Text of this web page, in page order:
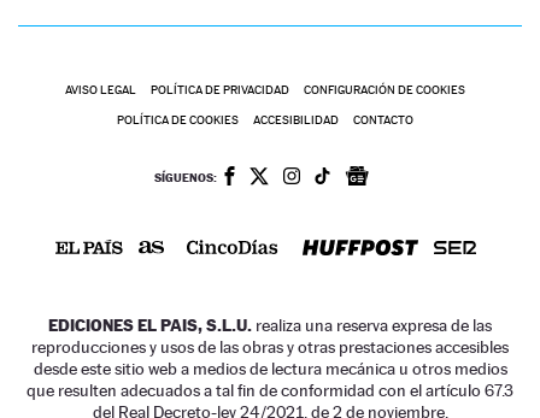
AVISO LEGAL POLÍTICA DE PRIVACIDAD CONFIGURACIÓN DE COOKIES
POLÍTICA DE COOKIES ACCESIBILIDAD CONTACTO
SÍGUENOS:
EDICIONES EL PAIS, S.L.U. realiza una reserva expresa de las
reproducciones y usos de las obras y otras prestaciones accesibles
desde este sitio web a medios de lectura mecánica u otros medios
que resulten adecuados a tal fin de conformidad con el artículo 67.3
del Real Decreto-ley 24/2021, de 2 de noviembre.